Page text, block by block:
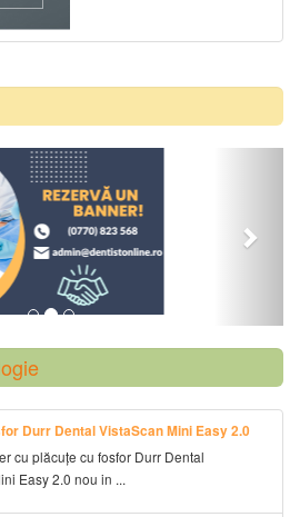
Durr Dental VistaScan Mini Easy 2.0
cu plăcuțe cu fosfor Durr Dental
Easy 2.0 nou in ...